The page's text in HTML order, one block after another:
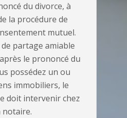
du divorce, à
la procédure de
mutuel.
partage amiable
le prononcé du
possédez un ou
immobiliers, le
doit intervenir chez
notaire.